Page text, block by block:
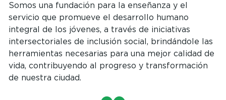
Somos una fundación para la enseñanza y el
servicio que promueve el desarrollo humano
integral de los jóvenes, a través de iniciativas
intersectoriales de inclusión social, brindándole las
herramientas necesarias para una mejor calidad de
vida, contribuyendo al progreso y transformación
de nuestra ciudad.